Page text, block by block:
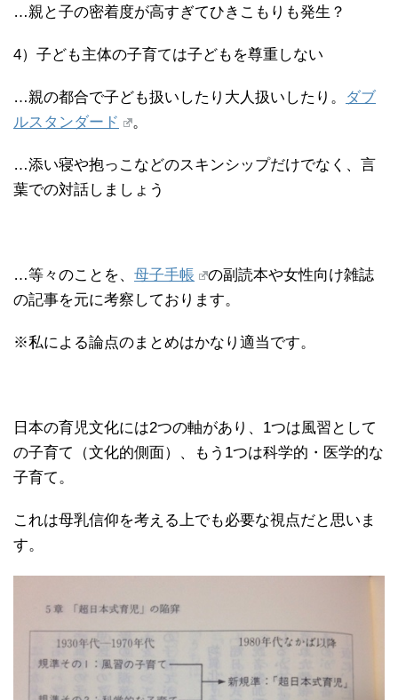
…親と子の密着度が高すぎてひきこもりも発生？
4）子ども主体の子育ては子どもを尊重しない
…親の都合で子ども扱いしたり大人扱いしたり。
ダブ
ルスタンダード
。
…添い寝や抱っこなどのスキンシップだけでなく、言
葉での対話しましょう
…等々のことを、 母子手帳
の副読本や女性向け雑誌
の記事を元に考察しております。
※私による論点のまとめはかなり適当です。
日本の育児文化には2つの軸があり、1つは風習として
の子育て（文化的側面）、もう1つは科学的・医学的な
子育て。
これは母乳信仰を考える上でも必要な視点だと思いま
す。